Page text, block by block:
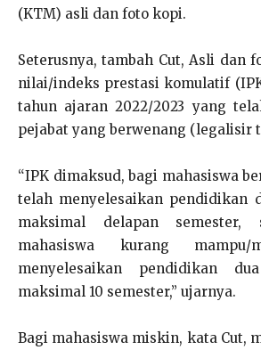
(KTM) asli dan foto kopi.
Seterusnya, tambah Cut, Asli dan
nilai/indeks prestasi komulatif
tahun ajaran 2022/2023 yang
pejabat yang berwenang (legalisir
“IPK dimaksud, bagi mahasiswa
telah menyelesaikan pendidikan
maksimal delapan semester,
mahasiswa kurang mampu/
menyelesaikan pendidikan
maksimal 10 semester,” ujarnya.
Bagi mahasiswa miskin, kata Cut,